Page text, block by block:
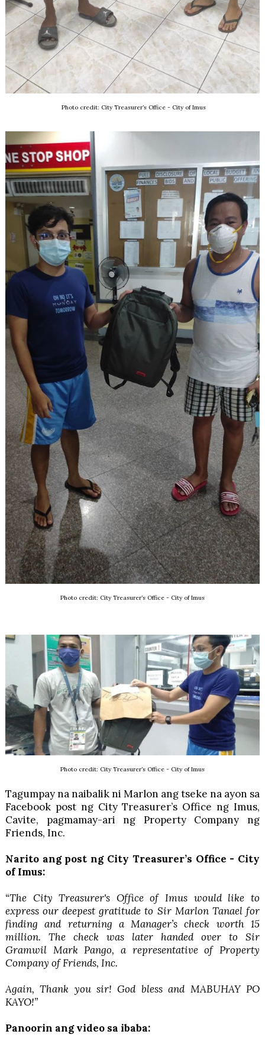
Photo credit: City Treasurer’s Office - City of Imus
Photo credit: City Treasurer’s Office - City of Imus
Photo credit: City Treasurer’s Office - City of Imus
Tagumpay na naibalik ni Marlon ang tseke na ayon sa
Facebook post ng City Treasurer’s Office ng Imus,
Cavite, pagmamay-ari ng Property Company ng
Friends, Inc.
Narito ang post ng City Treasurer’s Office - City
of Imus:
“The City Treasurer's Office of Imus would like to
express our deepest gratitude to Sir Marlon Tanael for
finding and returning a Manager’s check worth 15
million. The check was later handed over to Sir
Gramwil Mark Pango, a representative of Property
Company of Friends, Inc.
Again, Thank you sir! God bless and MABUHAY PO
KAYO!”
Panoorin ang video sa ibaba: